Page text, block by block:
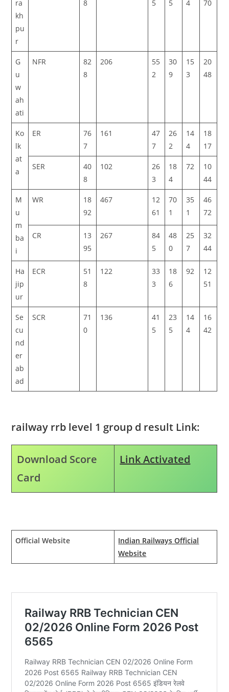
ra
kh
pu
r
8 5 5 4 70
G
u
w
ah
ati
NFR
82
8
206
55
2
30
9
15
3
20
48
Ko
lk
at
a
ER
76
7
161
47
7
26
2
14
4
18
17
SER
40
8
102
26
3
18
4
72
10
44
M
u
m
ba
i
WR
18
92
467
12
61
70
1
35
1
46
72
CR
13
95
267
84
5
48
0
25
7
32
44
Ha
jip
ur
ECR
51
8
122
33
3
18
6
92
12
51
Se
cu
nd
er
ab
ad
SCR
71
0
136
41
5
23
5
14
4
16
42
railway rrb level 1 group d result Link:
Download Score
Card
Link Activated
Official Website
Indian Railways Official
Website